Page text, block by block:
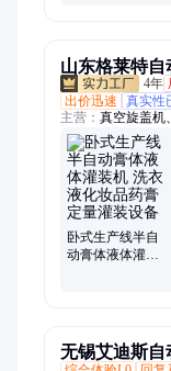
山东格莱特自
4年
出价迅速
真实性
主营： 真空旋盖机
卧式生产线半自
动膏体液体灌装
无锡艾迪斯自